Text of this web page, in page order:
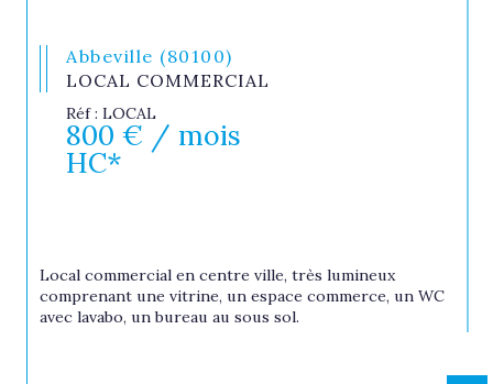
Abbeville (80100)
LOCAL COMMERCIAL
Réf : LOCAL
800 € / mois
HC*
Local commercial en centre ville, très lumineux
comprenant une vitrine, un espace commerce, un WC
avec lavabo, un bureau au sous sol.